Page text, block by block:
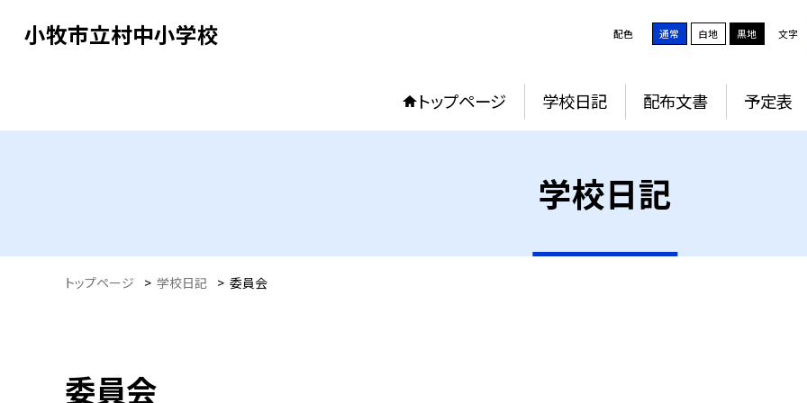
小牧市立村中小学校 配色 通常 白地 黒地 文字
トップページ 学校日記 配布文書 予定表
学校日記
トップページ > 学校日記 > 委員会
委員会